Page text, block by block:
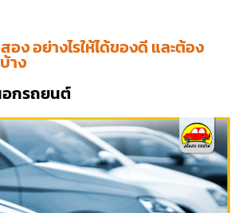
ง อย่างไรให้ได้ของดี และต้อง
าง
อกรถยนต์